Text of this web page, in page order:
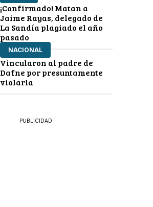
¡Confirmado! Matan a
Jaime Rayas, delegado de
La Sandía plagiado el año
pasado
NACIONAL
Vincularon al padre de
Dafne por presuntamente
violarla
PUBLICIDAD